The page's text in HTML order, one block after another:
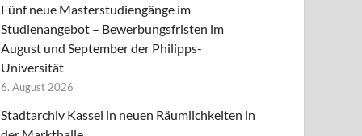
Fünf neue Masterstudiengänge im
Studienangebot – Bewerbungsfristen im
August und September der Philipps-
Universität
6. August 2026
Stadtarchiv Kassel in neuen Räumlichkeiten in